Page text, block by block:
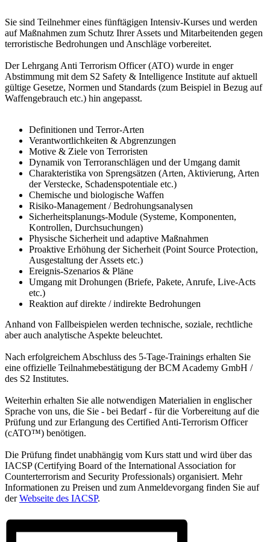
Sie sind Teilnehmer eines fünftägigen Intensiv-Kurses und werden
auf Maßnahmen zum Schutz Ihrer Assets und Mitarbeitenden gegen
terroristische Bedrohungen und Anschläge vorbereitet.
Der Lehrgang Anti Terrorism Officer (ATO) wurde in enger
Abstimmung mit dem S2 Safety & Intelligence Institute auf aktuell
gültige Gesetze, Normen und Standards (zum Beispiel in Bezug auf
Waffengebrauch etc.) hin angepasst.
Definitionen und Terror-Arten
Verantwortlichkeiten & Abgrenzungen
Motive & Ziele von Terroristen
Dynamik von Terroranschlägen und der Umgang damit
Charakteristika von Sprengsätzen (Arten, Aktivierung, Arten
der Verstecke, Schadenspotentiale etc.)
Chemische und biologische Waffen
Risiko-Management / Bedrohungsanalysen
Sicherheitsplanungs-Module (Systeme, Komponenten,
Kontrollen, Durchsuchungen)
Physische Sicherheit und adaptive Maßnahmen
Proaktive Erhöhung der Sicherheit (Point Source Protection,
Ausgestaltung der Assets etc.)
Ereignis-Szenarios & Pläne
Umgang mit Drohungen (Briefe, Pakete, Anrufe, Live-Acts
etc.)
Reaktion auf direkte / indirekte Bedrohungen
Anhand von Fallbeispielen werden technische, soziale, rechtliche
aber auch analytische Aspekte beleuchtet.
Nach erfolgreichem Abschluss des 5-Tage-Trainings erhalten Sie
eine offizielle Teilnahmebestätigung der BCM Academy GmbH /
des S2 Institutes.
Weiterhin erhalten Sie alle notwendigen Materialien in englischer
Sprache von uns, die Sie - bei Bedarf - für die Vorbereitung auf die
Prüfung und zur Erlangung des Certified Anti-Terrorism Officer
(cATO™) benötigen.
Die Prüfung findet unabhängig vom Kurs statt und wird über das
IACSP (Certifying Board of the International Association for
Counterterrorism and Security Professionals) organisiert. Mehr
Informationen zu Preisen und zum Anmeldevorgang finden Sie auf
derWebseite des IACSP.